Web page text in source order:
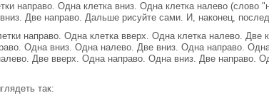
направо. Одна клетка вниз. Одна клетка налево (слово
Две направо. Дальше рисуйте сами. И, наконец,
направо. Одна клетка вверх. Одна клетка налево. Две
Одна вниз. Одна налево. Две вниз. Одна направо.
Две вверх. Одна направо. Одна вниз. Две направо.
так: